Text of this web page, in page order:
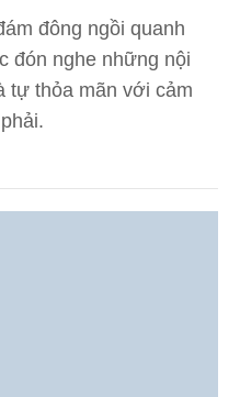
đông ngồi quanh
đón nghe những nội
tự thỏa mãn với cảm